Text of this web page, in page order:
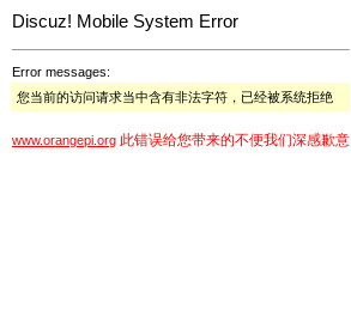
Discuz! Mobile System Error
Error messages:
您当前的访问请求当中含有非法字符，已经被系统拒绝
www.orangepi.org 此错误给您带来的不便我们深感歉意